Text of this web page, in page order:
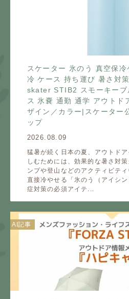
スケーター 氷のう 真空保
冷 ケース 持ち運び 暑さ対
skater STIB2 スモーキーブ
ス 氷嚢 通勤 通学 アウトド
ザイン／カラー|スケーター
ップ
2026.08.09
猛暑が続く日本の夏、アウトド
しむためには、効果的な暑さ対
ンプや登山などのアクティビテ
直接冷やせる「氷のう（アイシ
症対策の必須アイテ...
AI記事